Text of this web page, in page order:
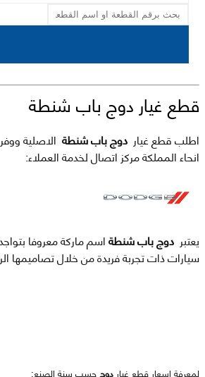
قطع غيار دوج باب شنطة
اطلب قطع غيار الاصلية ووفر
انحاء المملكة مركز اتصال لخدمة العملاء:
يعتبر دوج باب شنطةاسم ماركة معروفا
سيارات ذات تجربة فريدة من خلال تصاميمها
لمعرفة اسعار قطع غيار دوجحسب سنة الصنع: